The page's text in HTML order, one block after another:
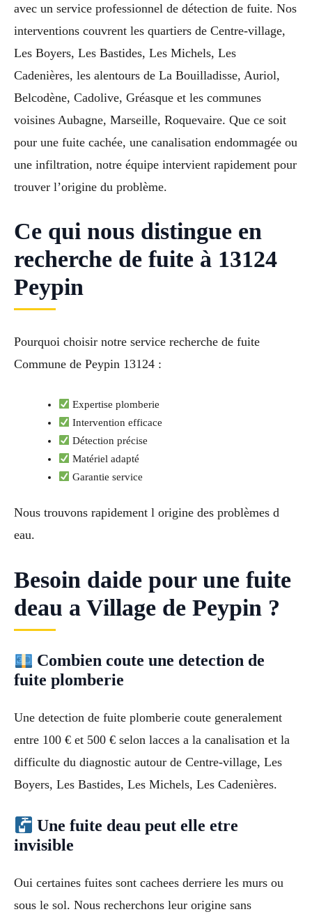
avec un service professionnel de détection de fuite. Nos
interventions couvrent les quartiers de Centre-village,
Les Boyers, Les Bastides, Les Michels, Les
Cadenières, les alentours de La Bouilladisse, Auriol,
Belcodène, Cadolive, Gréasque et les communes
voisines Aubagne, Marseille, Roquevaire. Que ce soit
pour une fuite cachée, une canalisation endommagée ou
une infiltration, notre équipe intervient rapidement pour
trouver l’origine du problème.
Ce qui nous distingue en
recherche de fuite à 13124
Peypin
Pourquoi choisir notre service recherche de fuite
Commune de Peypin 13124 :
Expertise plomberie
Intervention efficace
Détection précise
Matériel adapté
Garantie service
Nous trouvons rapidement l origine des problèmes d
eau.
Besoin daide pour une fuite
deau a Village de Peypin ?
Combien coute une detection de
fuite plomberie
Une detection de fuite plomberie coute generalement
entre 100 € et 500 € selon lacces a la canalisation et la
difficulte du diagnostic autour de Centre-village, Les
Boyers, Les Bastides, Les Michels, Les Cadenières.
Une fuite deau peut elle etre
invisible
Oui certaines fuites sont cachees derriere les murs ou
sous le sol. Nous recherchons leur origine sans